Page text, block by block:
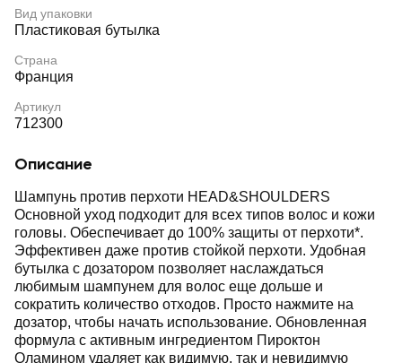
Вид упаковки
Пластиковая бутылка
Страна
Франция
Артикул
712300
Описание
Шампунь против перхоти HEAD&SHOULDERS
Основной уход подходит для всех типов волос и кожи
головы. Обеспечивает до 100% защиты от перхоти*.
Эффективен даже против стойкой перхоти. Удобная
бутылка с дозатором позволяет наслаждаться
любимым шампунем для волос еще дольше и
сократить количество отходов. Просто нажмите на
дозатор, чтобы начать использование. Обновленная
формула с активным ингредиентом Пироктон
Оламином удаляет как видимую, так и невидимую